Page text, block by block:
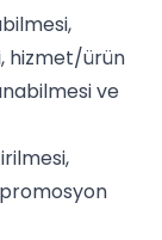
hizmet/ürün
ve